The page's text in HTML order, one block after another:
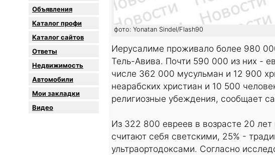
Объявления
Каталог профи
Каталог сайтов
Oтветы
Недвижимость
Автомобили
Мои закладки
Видео
фото: Yonatan Sindel/Flash90
Иерусалиме проживало более 980
Тель-Авива. Почти 590 000 из них -
числе 362 000 мусульман и 12 900
неарабских христиан и 10 500
религиозные убеждения, сообщает
Из 322 800 евреев в возрасте 20
считают себя светскими, 25% -
ультраортодоксами. Согласно